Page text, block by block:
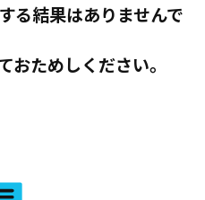
る結果はありませんで
おためしください。